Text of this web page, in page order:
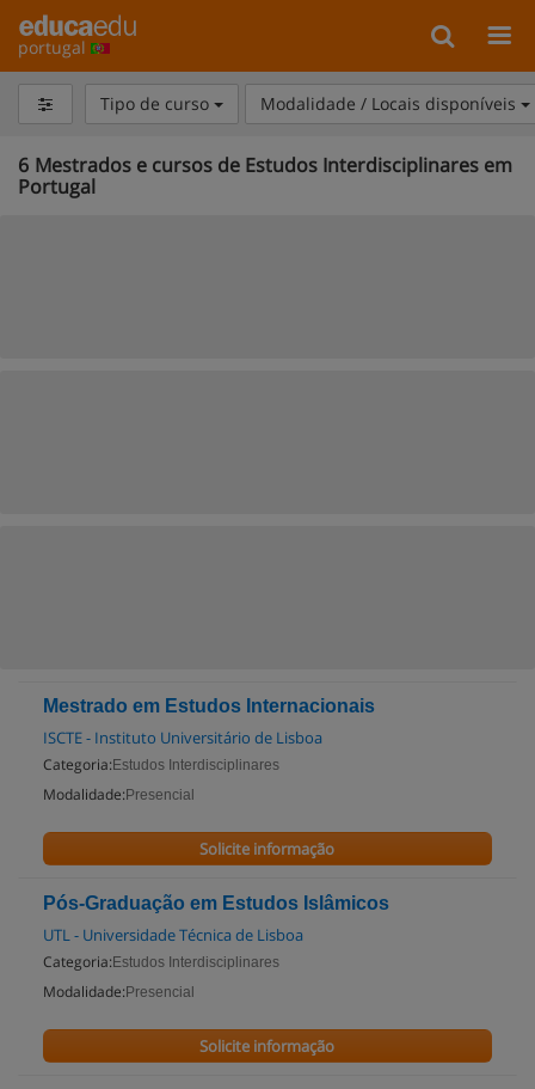
portugal
Tipo de curso Modalidade / Locais disponíveis
6 Mestrados e cursos de Estudos Interdisciplinares em
Portugal
Mestrado em Estudos Internacionais
ISCTE - Instituto Universitário de Lisboa
Categoria: Estudos Interdisciplinares
Modalidade: Presencial
Solicite informação
Pós-Graduação em Estudos Islâmicos
UTL - Universidade Técnica de Lisboa
Categoria: Estudos Interdisciplinares
Modalidade: Presencial
Solicite informação